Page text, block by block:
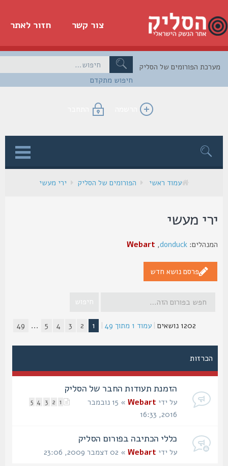
חזור לאתר צור קשר
חיפוש מתקדם
הפורומים של הסליק
הרשמה התחבר
עמוד ראשי הפורומים של הסליק ירי מעשי
מעשי
donduck
,
Webart
פרסם נושא חדש
|עמוד1מתוך49
|
1
5
...
49
הכרזות
הזמנת תעודות החבר של הסליק
2
3
4
5 על ידיWebart
» 15 נובמבר
כללי הכתיבה בפורום הסליק
על ידיWebart» 02 דצמבר 2009, 23:06